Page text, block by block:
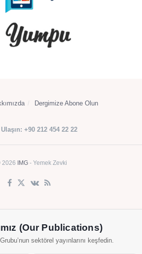
Dergimize Abone Olun
+90 212 454 22 22
2026 IMG - Yemek Zevki
(Our Publications)
sektörel yayınlarını keşfedin.